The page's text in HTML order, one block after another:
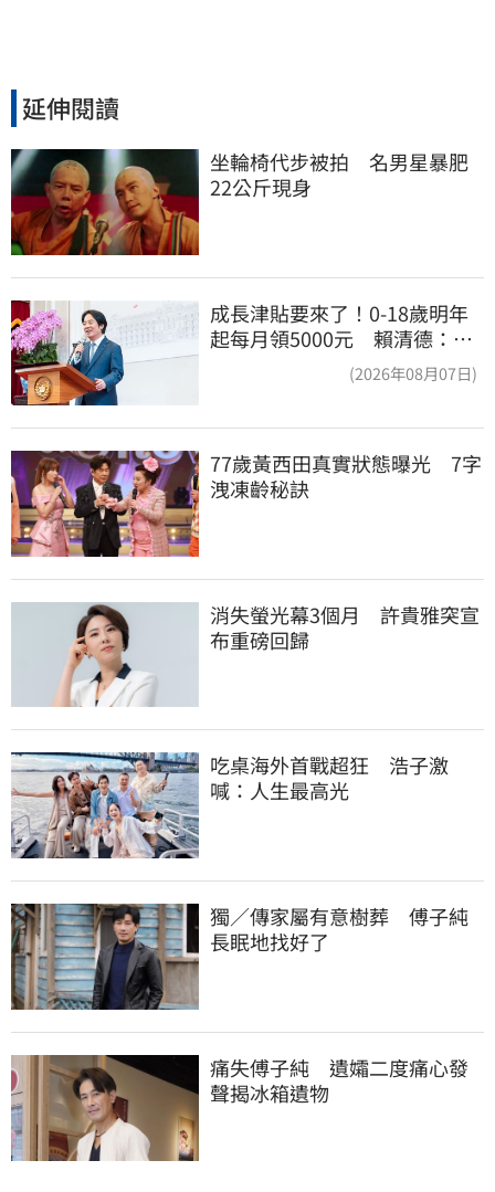
延伸閱讀
坐輪椅代步被拍　名男星暴肥
22公斤現身
成長津貼要來了！0-18歲明年
起每月領5000元 賴清德：此
(2026年08月07日)
77歲黃西田真實狀態曝光　7字
洩凍齡秘訣
消失螢光幕3個月　許貴雅突宣
布重磅回歸
吃桌海外首戰超狂　浩子激
喊：人生最高光
獨／傳家屬有意樹葬　傅子純
長眠地找好了
痛失傅子純　遺孀二度痛心發
聲揭冰箱遺物